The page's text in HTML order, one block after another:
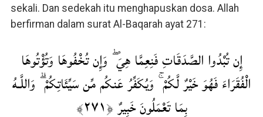
sekali. Dan sedekah itu menghapuskan dosa. Allah
berfirman dalam surat Al-Baqarah ayat 271:
إِن تُبْدُوا الصَّدَقَاتِ فَنِعِمَّا هِيَ ۖ وَإِن تُخْفُوهَا وَتُؤْتُوهَا
الْفُقَرَاءَ فَهُوَ خَيْرٌ لَّكُمْ ۚ وَيُكَفِّرُ عَنكُم مِّن سَيِّئَاتِكُمْ ۗ وَاللَّـهُ
بِمَا تَعْمَلُونَ خَبِيرٌ ﴿٢٧١﴾